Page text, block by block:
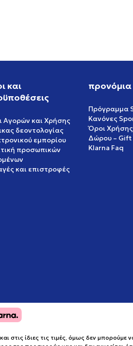
και
Αγορών και Χρήσης
δεοντολογίας
εμπορίου
προσωπικών
και επιστροφές
προνόμια
Πρόγραμμα
Κανόνες
Όροι
Δώρου – Gift
Klarna Faq
ίδιες τις τιμές, όμως δεν μπορούμε